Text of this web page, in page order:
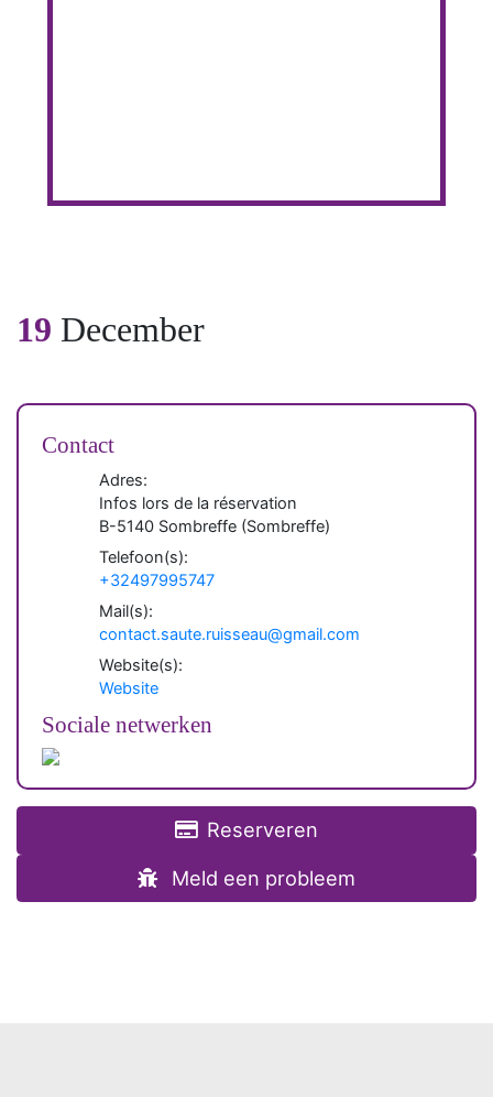
19 December
Contact
Adres:
Infos lors de la réservation
B-5140 Sombreffe (Sombreffe)
Telefoon(s):
+32497995747
Mail(s):
contact.saute.ruisseau@gmail.com
Website(s):
Website
Sociale netwerken
Reserveren
Meld een probleem